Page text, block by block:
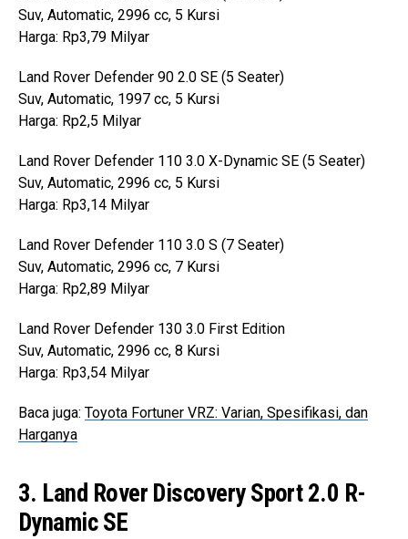
Suv, Automatic, 2996 cc, 5 Kursi
Harga: Rp3,79 Milyar
Land Rover Defender 90 2.0 SE (5 Seater)
Suv, Automatic, 1997 cc, 5 Kursi
Harga: Rp2,5 Milyar
Land Rover Defender 110 3.0 X-Dynamic SE (5 Seater)
Suv, Automatic, 2996 cc, 5 Kursi
Harga: Rp3,14 Milyar
Land Rover Defender 110 3.0 S (7 Seater)
Suv, Automatic, 2996 cc, 7 Kursi
Harga: Rp2,89 Milyar
Land Rover Defender 130 3.0 First Edition
Suv, Automatic, 2996 cc, 8 Kursi
Harga: Rp3,54 Milyar
Baca juga: Toyota Fortuner VRZ: Varian, Spesifikasi, dan
Harganya
3. Land Rover Discovery Sport 2.0 R-
Dynamic SE